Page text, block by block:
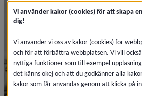
Vi använder kakor (cookies) för att skapa
dig!
Vi använder vi oss av kakor (cookies) för
och för att förbättra webbplatsen. Vi vill
nyttiga funktioner som till exempel
det känns okej och att du godkänner alla
kakor som får användas genom att klicka på